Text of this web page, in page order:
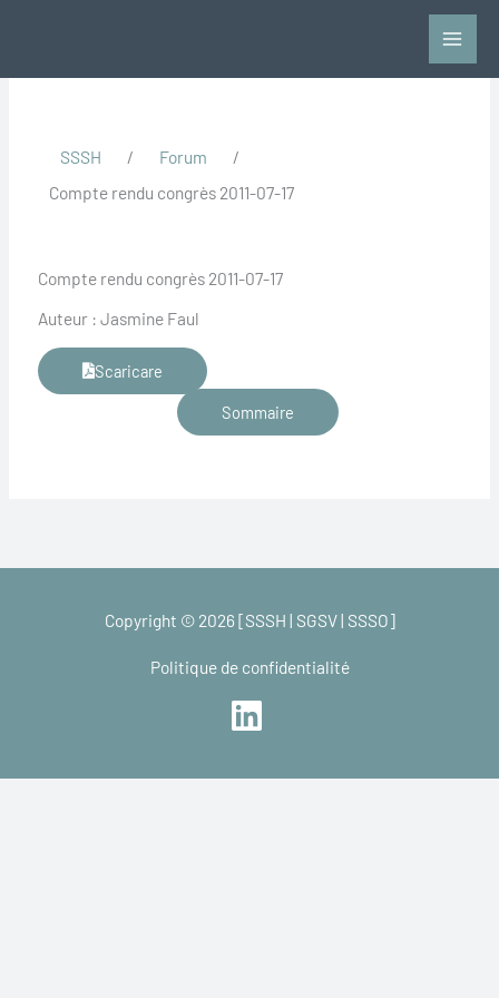
SSSH / Forum
/
Compte rendu congrès 2011-07-17
Compte rendu congrès 2011-07-17
Auteur : Jasmine Faul
Scaricare
Sommaire
Copyright © 2026 [SSSH | SGSV | SSSO]
Politique de confidentialité